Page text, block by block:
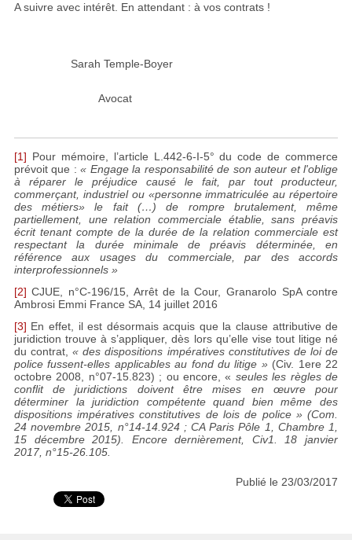
A suivre avec intérêt. En attendant : à vos contrats !
Sarah Temple-Boyer
Avocat
[1] Pour mémoire, l’article L.442-6-I-5° du code de commerce
prévoit que :« Engage la responsabilité de son auteur et l'oblige
à réparer le préjudice causé le fait, par tout producteur,
commerçant, industriel ou «personne immatriculée au répertoire
des métiers» le fait (…) de rompre brutalement, même
partiellement, une relation commerciale établie, sans préavis
écrit tenant compte de la durée de la relation commerciale est
respectant la durée minimale de préavis déterminée, en
référence aux usages du commerciale, par des accords
interprofessionnels »
[2] CJUE, n°C-196/15, Arrêt de la Cour, Granarolo SpA contre
Ambrosi Emmi France SA, 14 juillet 2016
[3] En effet, il est désormais acquis que la clause attributive de
juridiction trouve à s’appliquer, dès lors qu’elle vise tout litige né
du contrat,« des dispositions impératives constitutives de loi de
police fussent-elles applicables au fond du litige » (Civ. 1ere 22
octobre 2008, n°07-15.823) ; ou encore, « seules les règles de
conflit de juridictions doivent être mises en œuvre pour
déterminer la juridiction compétente quand bien même des
dispositions impératives constitutives de lois de police »(Com.
24 novembre 2015, n°14-14.924 ; CA Paris Pôle 1, Chambre 1,
15 décembre 2015). Encore dernièrement, Civ1. 18 janvier
2017, n°15-26.105.
Publié le 23/03/2017